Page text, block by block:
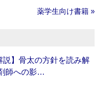
薬学生向け書籍 »
説】骨太の方針を読み解
師への影…